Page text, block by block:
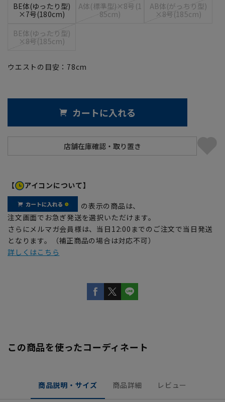
BE体(ゆったり型)
×7号(180cm)
A体(標準型)×8号(1
85cm)
AB体(がっちり型)
×8号(185cm)
BE体(ゆったり型)
×8号(185cm)
ウエストの目安： 78cm
カートに入れる
【 アイコンについて】
の表示の商品は、
注文画面でお急ぎ発送を選択いただけます。
さらにメルマガ会員様は、当日12:00までのご注文で当日発送
となります。（補正商品の場合は対応不可）
詳しくはこちら
この商品を使ったコーディネート
商品説明・サイズ 商品詳細 レビュー